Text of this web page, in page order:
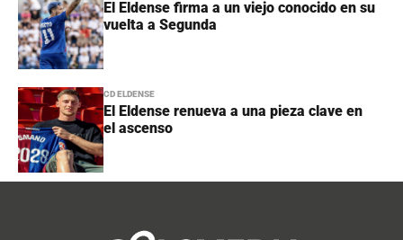
El Eldense firma a un viejo conocido en su
vuelta a Segunda
CD ELDENSE
El Eldense renueva a una pieza clave en
el ascenso